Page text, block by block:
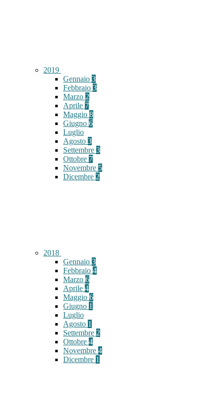
2019
Gennaio 3
Febbraio 3
Marzo 2
Aprile 7
Maggio 8
Giugno 6
Luglio
Agosto 3
Settembre 3
Ottobre 7
Novembre 5
Dicembre 2
2018
Gennaio 3
Febbraio 4
Marzo 6
Aprile 4
Maggio 6
Giugno 1
Luglio
Agosto 1
Settembre 2
Ottobre 4
Novembre 4
Dicembre 1